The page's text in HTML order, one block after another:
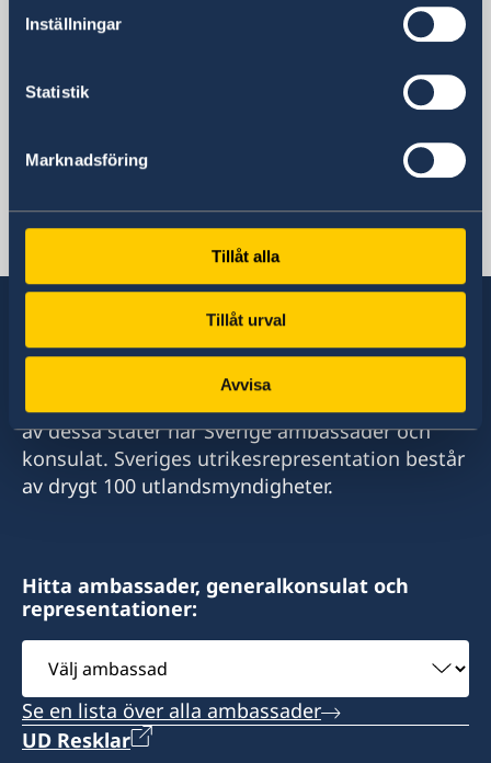
Inställningar
Statistik
Marknadsföring
Tillåt alla
Tillåt urval
Avvisa
Mariehamn
Norragatan 44
Finland
+358 18 24800
E-postadress
generalkonsulat.mariehamn@gov.se
Sverige har diplomatiska förbindelser med i
stort sett alla stater i världen. I ungefär hälften
av dessa stater har Sverige ambassader och
konsulat. Sveriges utrikesrepresentation består
av drygt 100 utlandsmyndigheter.
Hitta ambassader, generalkonsulat och
representationer:
Välj
ambassad
Se en lista över alla ambassader
UD Resklar